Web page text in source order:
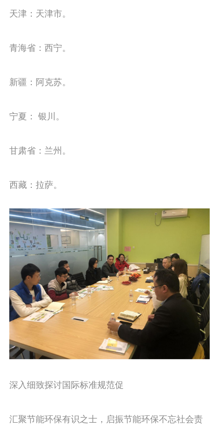
天津：天津市。
青海省：西宁。
新疆：阿克苏。
宁夏： 银川。
甘肃省：兰州。
西藏：拉萨。
深入细致探讨国际标准规范促
汇聚节能环保有识之士，启振节能环保不忘社会责